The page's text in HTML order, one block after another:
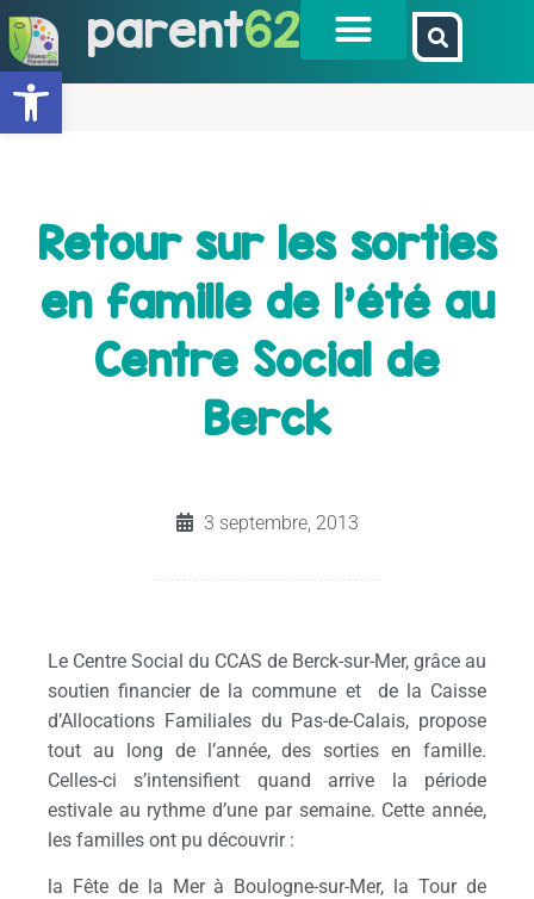
Ouvrir la barre d’outils
parent62
Retour sur les sorties
en famille de l’été au
Centre Social de
Berck
3 septembre, 2013
Le Centre Social du CCAS de Berck-sur-Mer, grâce au
soutien financier de la commune et de la Caisse
d’Allocations Familiales du Pas-de-Calais, propose
tout au long de l’année, des sorties en famille.
Celles-ci s’intensifient quand arrive la période
estivale au rythme d’une par semaine. Cette année,
les familles ont pu découvrir :
la Fête de la Mer à Boulogne-sur-Mer, la Tour de